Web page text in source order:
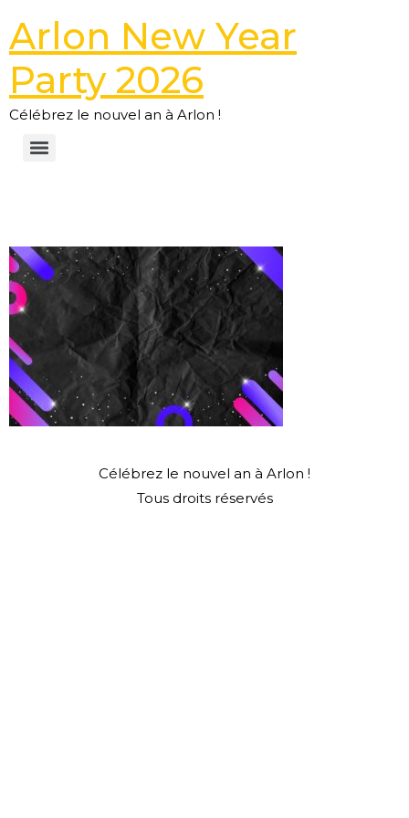
Arlon New Year
Party 2026
Célébrez le nouvel an à Arlon !
Célébrez le nouvel an à Arlon !
Tous droits réservés